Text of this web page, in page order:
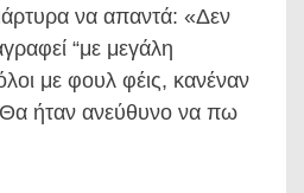
να απαντά: «Δεν
“με μεγάλη
με φουλ φέις, κανέναν
ήταν ανεύθυνο να πω